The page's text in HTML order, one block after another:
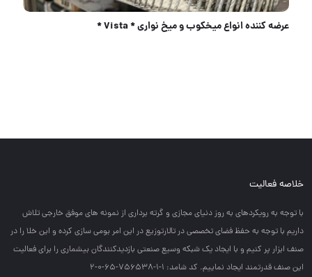
عرضه كننده انواع ميخكوب و ميخ نوارى * Vista *
خلاصه فعالیت
با توجه به رويكردهاي به روز دنياي مجازي و گرته برداري از نمونه هاي موفق خارجي تلاش
داريم با توجه به حفظ فضاي تخصصي در تالارتوزيع در اين امر بومي سازي كرده و اين خلا را در
صنف ابزار پر كنيم و با ايجاد يك شبكه وسيع صنعتي بازديدكنندگان بيشماري را براي فعاليت
اين صنف قدرتمند ايجاد نماييم. کد شامد: 1-1-756538-65-0-2